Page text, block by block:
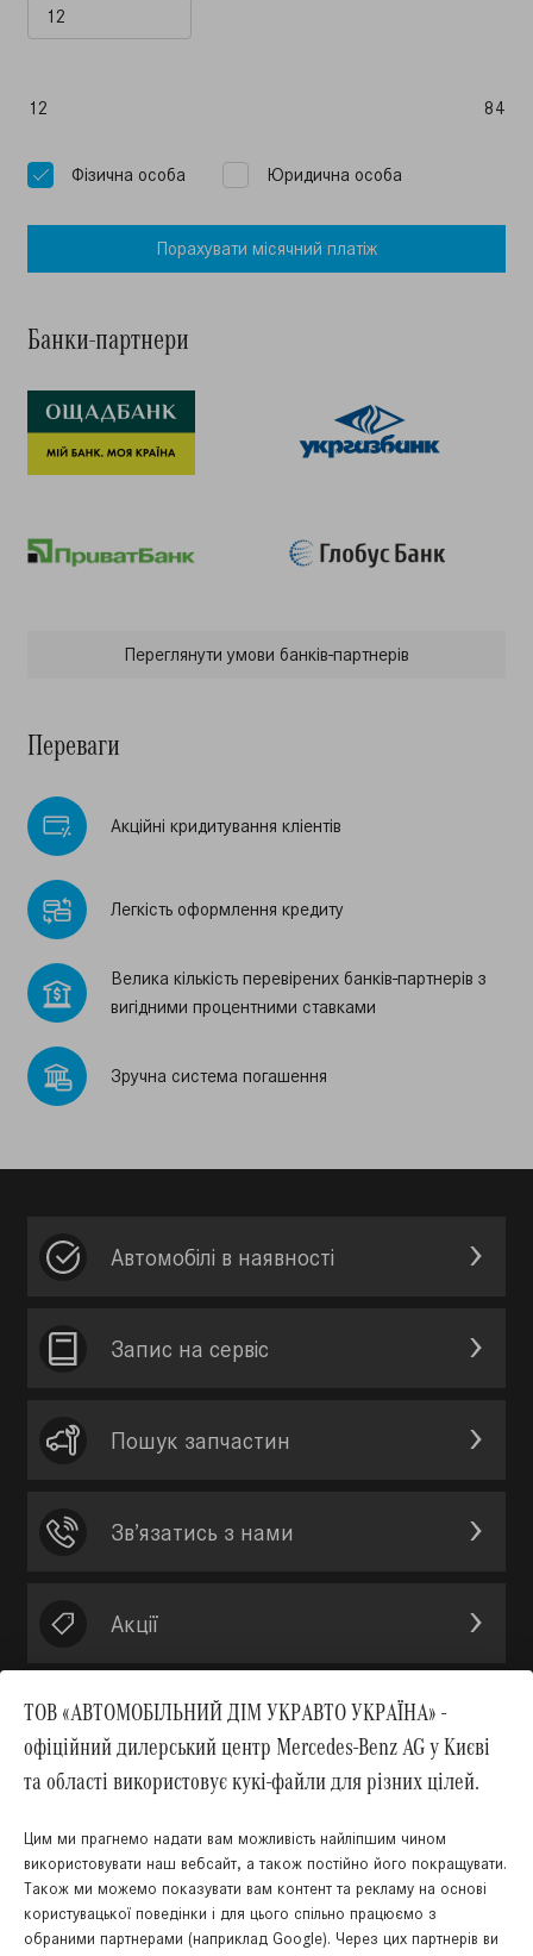
12 84
Фiзична особа Юридична особа
Порахувати мiсячний платiж
Банки-партнери
Переглянути умови банкiв-партнерiв
Переваги
Акцiйнi кридитування клiентiв
Легкiсть оформлення кредиту
Велика кiлькiсть перевiрених банкiв-партнерiв з
вигiдними процентними ставками
Зручна система погашення
ТОВ «АВТОМОБІЛЬНИЙ ДІМ УКРАВТО УКРАЇНА» -
офіційний дилерський центр Mercedes-Benz AG у Києві
та області використовує кукі-файли для різних цілей.
Цим ми прагнемо надати вам можливість найліпшим чином
використовувати наш вебсайт, а також постійно його покращувати.
Також ми можемо показувати вам контент та рекламу на основі
користувацької поведінки і для цього спільно працюємо з
обраними партнерами (наприклад Google). Через цих партнерів ви
Автомобілі в наявності
Запис на сервic
Пошук запчастин
Зв’язатись з нами
Акції
Вгору